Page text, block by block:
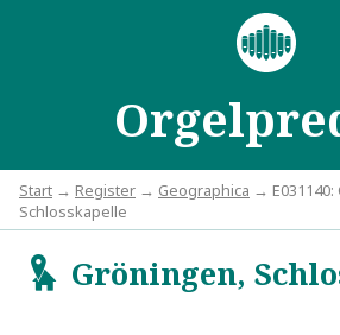
Start → Register → Geographica →
Schlosskapelle
gGröningen,